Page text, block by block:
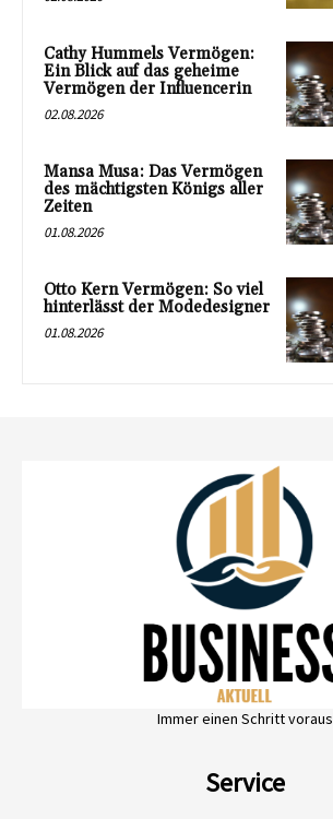
Cathy Hummels Vermögen:
Ein Blick auf das geheime
Vermögen der Influencerin
02.08.2026
Mansa Musa: Das Vermögen
des mächtigsten Königs aller
Zeiten
01.08.2026
Otto Kern Vermögen: So viel
hinterlässt der Modedesigner
01.08.2026
Immer einen Schritt voraus
Service